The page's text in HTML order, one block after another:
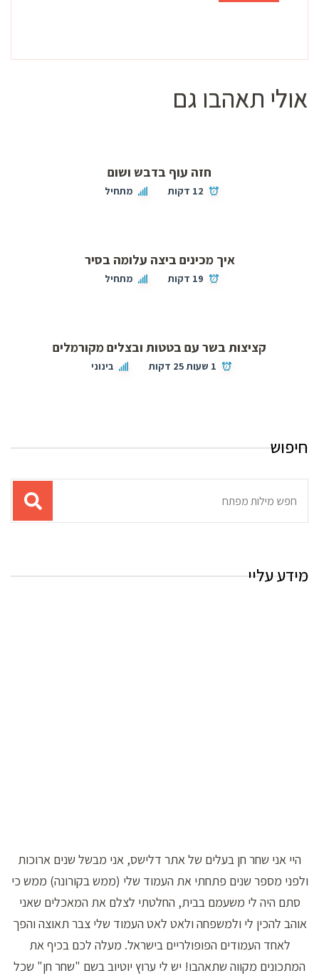
אולי תאהבו גם
חזה עוף בדבש ושום
12 דקות מתחיל
איך מכינים ביצה עלומה בסיר
19 דקות מתחיל
קציצות בשר עם בטטות ובצלים מקורמלים
1 שעות 25 דקות בינוני
חיפוש
עבור
מידע עליי
היי אני שחר חן בעלים של אתר דלישס, אני מבשל שנים ארוכות
ולפני מספר שנים פתחתי את העמוד שלי (ממש בקורונה) ממש כי
סתם היה לי משעמם בבית, החלטתי לצלם את המאכלים שאני
אוהב להכין לי ולמשפחה ולאט לאט העמוד שלי צבר תאוצה והפך
לאחד העמודים הפופולריים בישראל. מעלה לכם בכיף את
המתכונים מקווה שתאהבו! יש לי ערוץ יוטיוב בשם "שחר חן" שכל